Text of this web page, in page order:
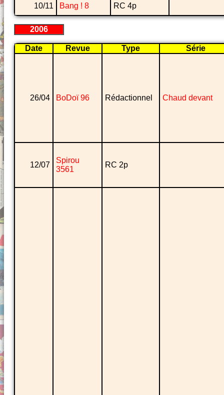
10/11 Bang ! 8 RC 4p
2006
Date Revue Type Série
26/04 BoDoï 96 Rédactionnel Chaud devant
12/07
Spirou
3561
RC 2p